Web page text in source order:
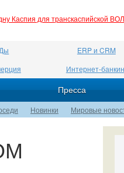
Каспия для транскаспийской
ERP и CRM
Интернет-
Пресса
Новинки Мировые